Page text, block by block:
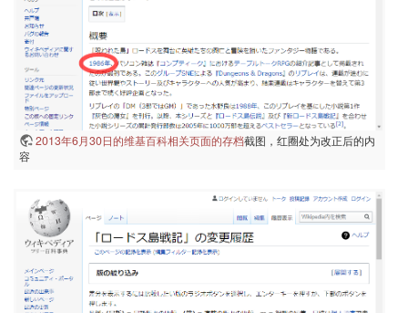
2013年6月30日的维基百科相关页面的存档截图，红圈处为改正后的内
容